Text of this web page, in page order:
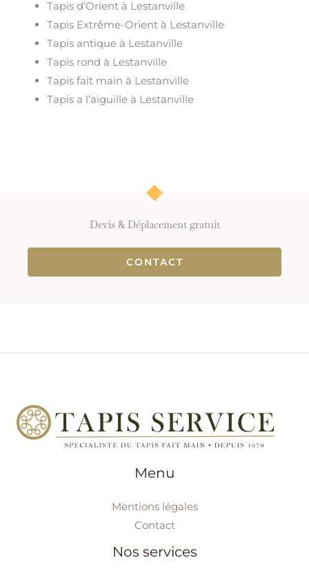
Tapis d’Orient à Lestanville
Tapis Extrême-Orient à Lestanville
Tapis antique à Lestanville
Tapis rond à Lestanville
Tapis fait main à Lestanville
Tapis a l’aiguille à Lestanville
Devis & Déplacement gratuit
CONTACT
Menu
Mentions légales
Contact
Nos services